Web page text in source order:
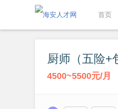
首页
厨师（五险+
4500~5500元/月